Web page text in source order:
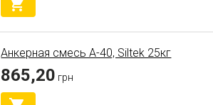
Анкерная смесь А-40, Siltek 25кг
865,20 грн